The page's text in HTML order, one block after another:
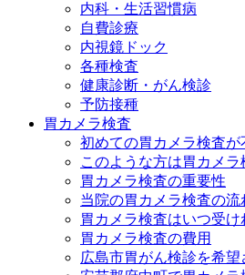
内科・生活習慣病
自費診療
内視鏡ドック
各種検査
健康診断・がん検診
予防接種
胃カメラ検査
初めての胃カメラ検査が
このような方は胃カメラ
胃カメラ検査の重要性
当院の胃カメラ検査の流
胃カメラ検査はいつ受け
胃カメラ検査の費用
広島市胃がん検診を希